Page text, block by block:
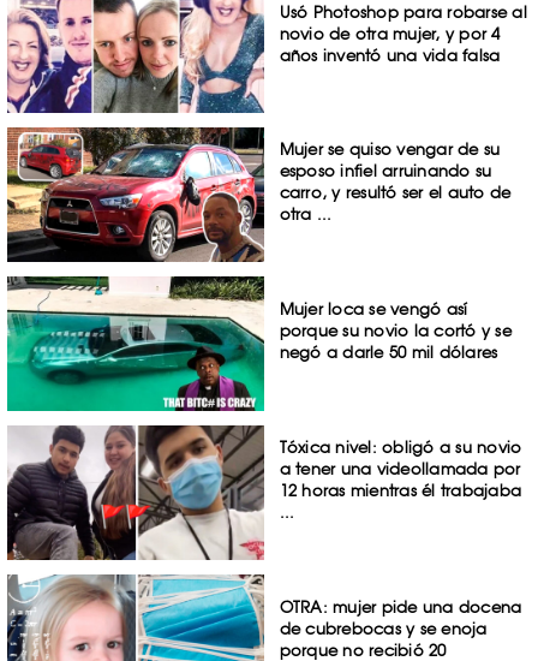
Usó Photoshop para robarse al
novio de otra mujer, y por 4
años inventó una vida falsa
Mujer se quiso vengar de su
esposo infiel arruinando su
carro, y resultó ser el auto de
otra ...
Mujer loca se vengó así
porque su novio la cortó y se
negó a darle 50 mil dólares
Tóxica nivel: obligó a su novio
a tener una videollamada por
12 horas mientras él trabajaba
...
OTRA: mujer pide una docena
de cubrebocas y se enoja
porque no recibió 20